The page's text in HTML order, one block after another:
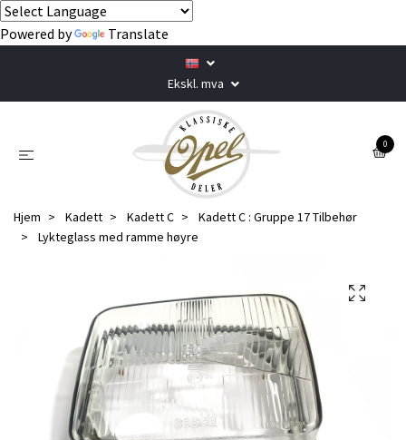
Powered by Translate
Ekskl. mva
0
Hjem Kadett Kadett C
Kadett C : Gruppe 17 Tilbehør
Lykteglass med ramme høyre